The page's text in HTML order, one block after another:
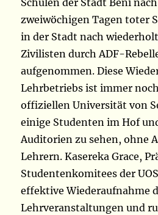
Schulen der Stadt Beni
zweiwöchigen Tagen toter
in der Stadt nach
Zivilisten durch ADF-
aufgenommen. Diese
Lehrbetriebs ist immer
offiziellen Universität von
einige Studenten im Hof
Auditorien zu sehen, ohne
Lehrern. Kasereka Grace,
Studentenkomitees der
effektive Wiederaufnahme
Lehrveranstaltungen und